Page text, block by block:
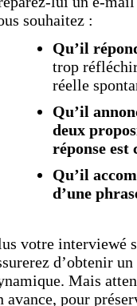
souhaitez :
Qu’il
trop
réelle
Qu’il
deux
réponse est
Qu’il
d’une
votre interviewé
d’obtenir
Mais
avance, pour